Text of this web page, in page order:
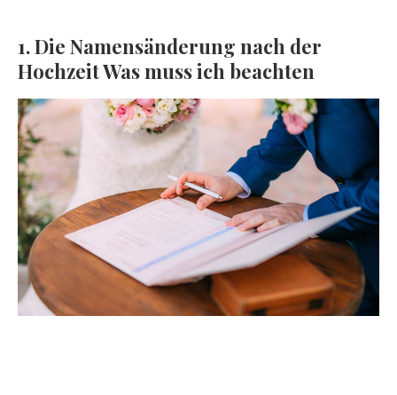
1. Die Namensänderung nach der
Hochzeit Was muss ich beachten